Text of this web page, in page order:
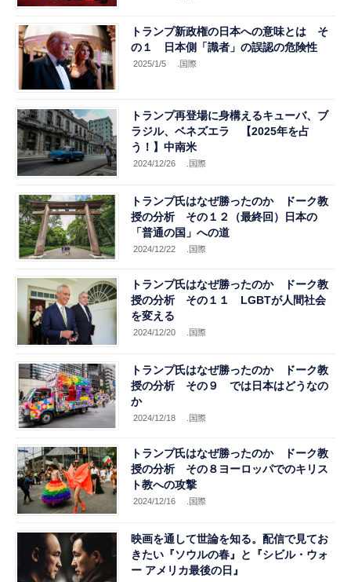
トランプ新政権の日本への意味とは そ
の１ 日本側「識者」の誤認の危険性
2025/1/5 .国際
トランプ再登場に身構えるキューバ、ブ
ラジル、ベネズエラ 【2025年を占
う！】中南米
2024/12/26 .国際
トランプ氏はなぜ勝ったのか ドーク教
授の分析 その１２（最終回）日本の
「普通の国」への道
2024/12/22 .国際
トランプ氏はなぜ勝ったのか ドーク教
授の分析 その１１ LGBTが人間社会
を変える
2024/12/20 .国際
トランプ氏はなぜ勝ったのか ドーク教
授の分析 その９ では日本はどうなの
か
2024/12/18 .国際
トランプ氏はなぜ勝ったのか ドーク教
授の分析 その８ヨーロッパでのキリス
ト教への攻撃
2024/12/16 .国際
映画を通して世論を知る。配信で見てお
きたい『ソウルの春』と『シビル・ウォ
ー アメリカ最後の日』